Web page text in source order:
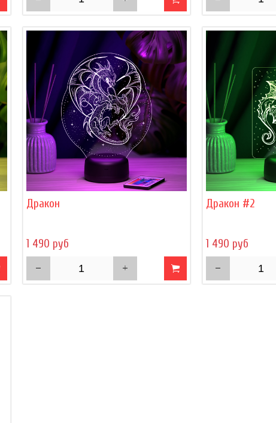
Дракон
1 490 руб
Дракон #2
1 490 руб